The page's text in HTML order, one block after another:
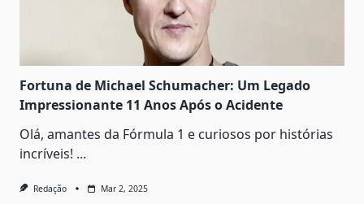
Fortuna de Michael Schumacher: Um Legado
Impressionante 11 Anos Após o Acidente
Olá, amantes da Fórmula 1 e curiosos por histórias
incríveis! ...
Redação Mar 2, 2025